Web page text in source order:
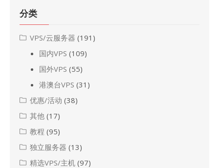
分类
VPS/云服务器 (191)
国内VPS (109)
国外VPS (55)
港澳台VPS (31)
优惠/活动 (38)
其他 (17)
教程 (95)
独立服务器 (13)
精选VPS/主机 (97)